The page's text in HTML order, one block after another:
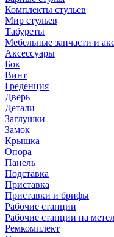
Комплекты стульев
Мир стульев
Табуреты
Мебельные запчасти и
Аксессуары
Бок
Винт
Греденция
Дверь
Детали
Заглушки
Замок
Крышка
Опора
Панель
Подставка
Приставка
Приставки и брифы
Рабочие станции
Рабочие станции на
Ремкомплект